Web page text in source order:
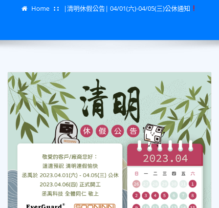
Home |清明休假公告| 04/01(六)-04/05(三)公休通知